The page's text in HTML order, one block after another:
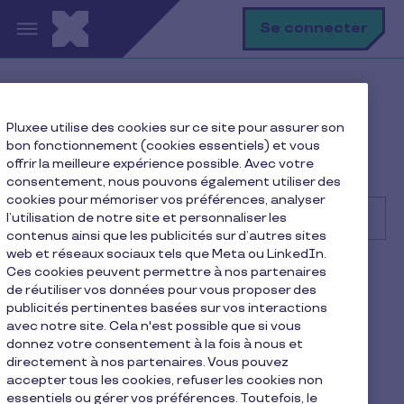
Aller au contenu principal Se connecter
Questions fréquentes & solutions
Quels sont les avantages de devenir partenaire de
Pluxee ?
Rechercher
Entreprise
Quels sont les avantages de
devenir partenaire de
Pluxee ?
Pluxee utilise des cookies sur ce site pour assurer son
bon fonctionnement (cookies essentiels) et vous
offrir la meilleure expérience possible. Avec votre
consentement, nous pouvons également utiliser des
cookies pour mémoriser vos préférences, analyser
l’utilisation de notre site et personnaliser les
contenus ainsi que les publicités sur d’autres sites
web et réseaux sociaux tels que Meta ou LinkedIn.
Ces cookies peuvent permettre à nos partenaires
de réutiliser vos données pour vous proposer des
publicités pertinentes basées sur vos interactions
avec notre site. Cela n'est possible que si vous
donnez votre consentement à la fois à nous et
directement à nos partenaires. Vous pouvez
accepter tous les cookies, refuser les cookies non
essentiels ou gérer vos préférences. Toutefois, le